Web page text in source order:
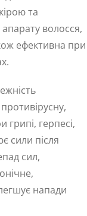
та
волосся,
ефективна при
герпесі,
сили після
сил,
напади